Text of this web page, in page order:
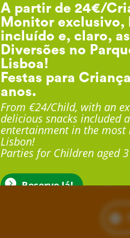
Com duração até 3
exclusivo, sala
muito mais e,
A partir de 24€/
Monitor exclusivo,
incluído e, claro,
Diversões no
Lisboa!
Festas para
anos.
From €24/Child, with an
delicious snacks included
entertainment in the
Lisbon!
Parties for Children aged
Reserve Já!